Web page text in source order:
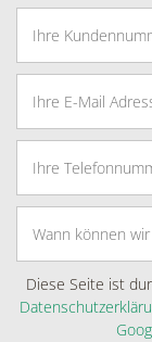
Diese Seite ist